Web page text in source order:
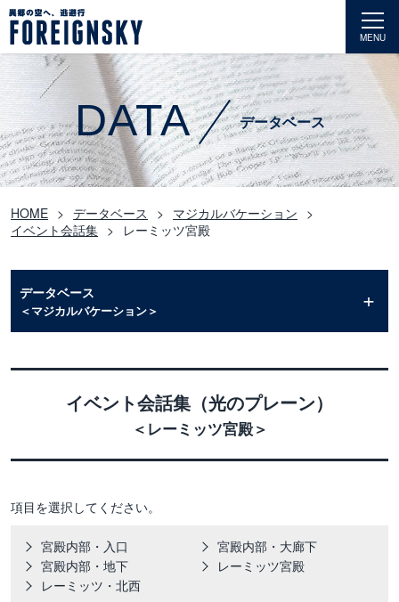
MENU
DATA データベース
HOME データベース
マジカルバケーション
イベント会話集
レーミッツ宮殿
イベント会話集（光のプレーン）
＜レーミッツ宮殿＞
項目を選択してください。
宮殿内部・入口
宮殿内部・大廊下
宮殿内部・地下
レーミッツ宮殿
レーミッツ・北西
データベース
＜マジカルバケーション＞